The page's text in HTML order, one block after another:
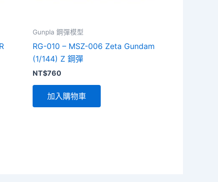
Gunpla 鋼彈模型
RG-010 – MSZ-006 Zeta Gundam
(1/144) Z 鋼彈
NT$760
加入購物車